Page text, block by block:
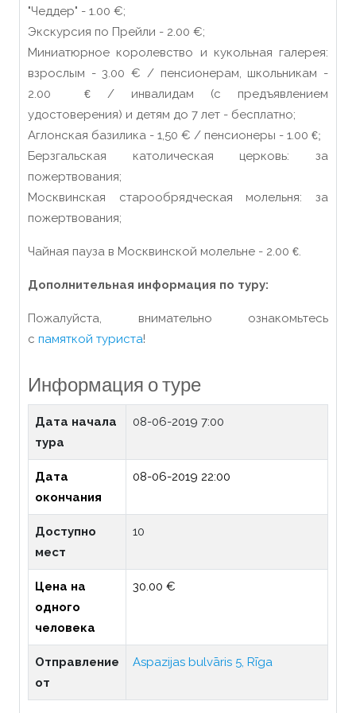
"Чеддер" - 1.00 €;
Экскурсия по Прейли - 2.00 €;
Миниатюрное королевство и кукольная галерея:
взрослым - 3.00€ / пенсионерам, школьникам -
2.00
€ / инвалидам (с предъявлением
удостоверения) и детям до 7 лет - бесплатно;
Аглонская базилика - 1,50 € / пенсионеры - 1.00 €;
Берзгальская католическая церковь: за
пожертвования;
Москвинская старообрядческая молельня: за
пожертвования;
Чайная пауза в Москвинской молельне - 2.00 €.
Дополнительная информация по туру:
Пожалуйста, внимательно ознакомьтесь
с памяткой туриста!
Информация о туре
Дата начала
тура
08-06-2019 7:00
Дата
окончания
08-06-2019 22:00
Доступно
мест
10
Цена на
одного
человека
30.00 €
Отправление
от
Aspazijas bulvāris 5, Rīga